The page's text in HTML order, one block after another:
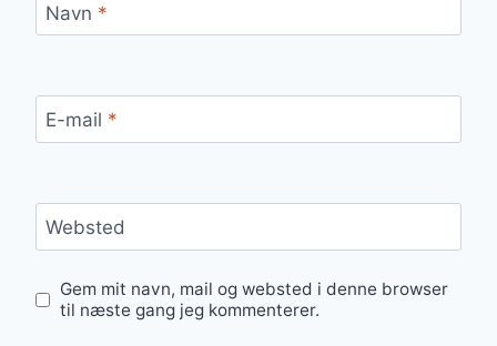
Navn *
E-mail *
Websted
Gem mit navn, mail og websted i denne browser
til næste gang jeg kommenterer.